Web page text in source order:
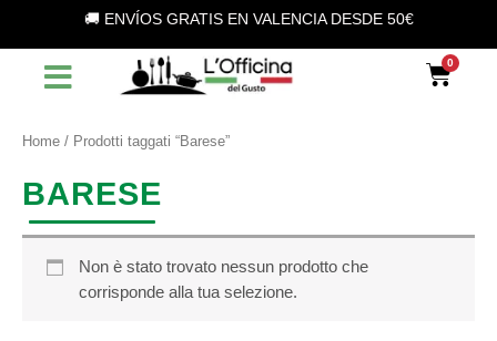
contenuto
🚚 ENVÍOS GRATIS EN VALENCIA DESDE 50€
l
o
u
n
a
Home / Prodotti taggati “Barese”
BARESE
Non è stato trovato nessun prodotto che
corrisponde alla tua selezione.